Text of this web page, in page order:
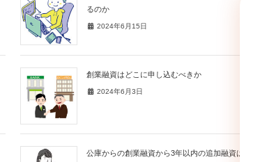
るのか
2024年6月15日
創業融資はどこに申し込むべきか
2024年6月3日
公庫からの創業融資から3年以内の追加融資は難し